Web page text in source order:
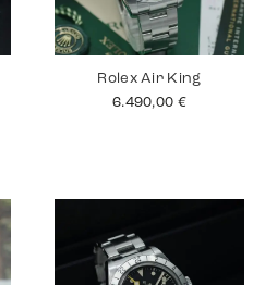
Rolex Air King
6.490,00 €